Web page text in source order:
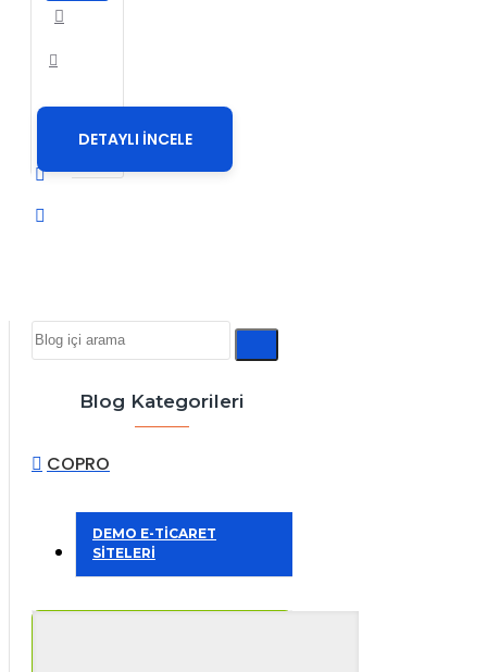
DETAYLI İNCELE
Blog Kategorileri
COPRO
DEMO E-TİCARET
SİTELERİ